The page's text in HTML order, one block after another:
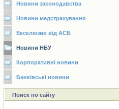
Новини законодавства
Новини медстрахування
Ексклюзив від АСБ
Новини НБУ
Корпоративні новини
Банківські новини
Поиск по сайту